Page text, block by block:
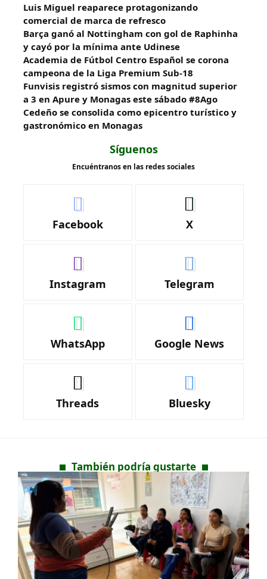
Luis Miguel reaparece protagonizando
comercial de marca de refresco
Barça ganó al Nottingham con gol de Raphinha
y cayó por la mínima ante Udinese
Academia de Fútbol Centro Español se corona
campeona de la Liga Premium Sub-18
Funvisis registró sismos con magnitud superior
a 3 en Apure y Monagas este sábado #8Ago
Cedeño se consolida como epicentro turístico y
gastronómico en Monagas
Síguenos
Encuéntranos en las redes sociales
Facebook X
Instagram Telegram
WhatsApp Google News
Threads Bluesky
También podría gustarte